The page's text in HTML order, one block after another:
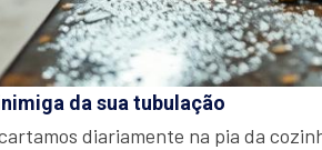
da sua tubulação
diariamente na pia da